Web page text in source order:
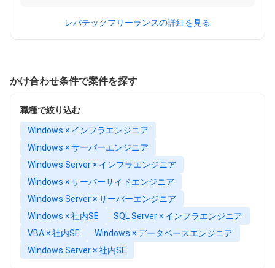
レバテックフリーランスの詳細を見る
かけ合わせ条件で案件を探す
職種で絞り込む
Windows × インフラエンジニア
Windows × サーバーエンジニア
Windows Server × インフラエンジニア
Windows × サーバーサイドエンジニア
Windows Server × サーバーエンジニア
Windows × 社内SE
SQL Server × インフラエンジニア
VBA × 社内SE
Windows × データベースエンジニア
Windows Server × 社内SE